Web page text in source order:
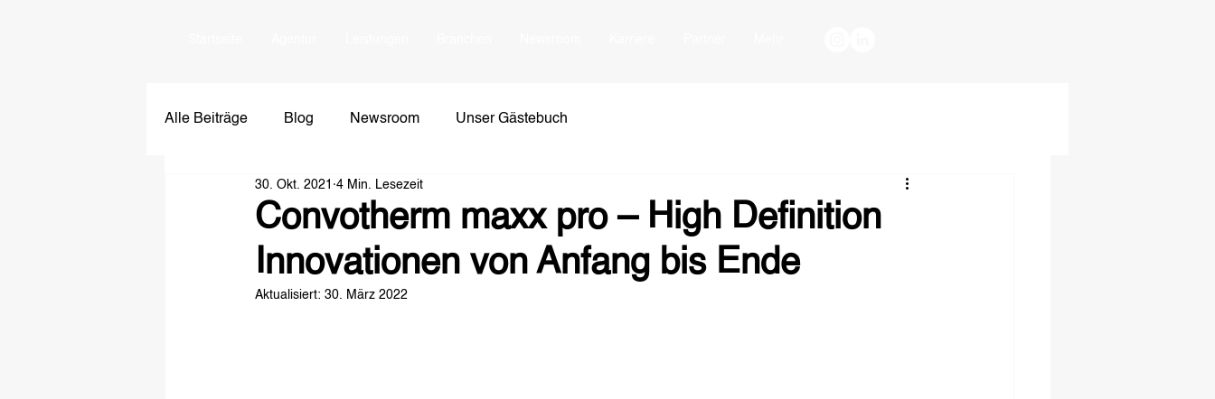
Alle Beiträge Blog Newsroom Unser Gästebuch
Convotherm maxx pro – High Definition
Innovationen von Anfang bis Ende
30. Okt. 2021 4 Min. Lesezeit
Aktualisiert: 30. März 2022